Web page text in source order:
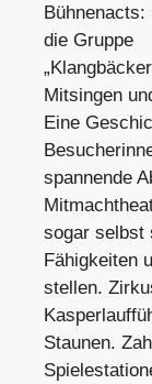
die Gruppe
Mitsingen
Eine
spannende
sogar selbst
Fähigkeiten
stellen.
Staunen.